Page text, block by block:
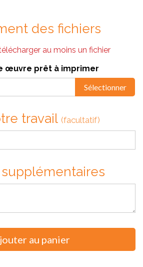
des fichiers
au moins un fichier
œuvre prêt à imprimer
Sélectionner
travail (facultatif)